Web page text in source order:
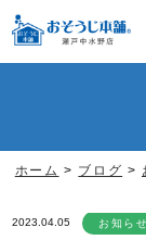
ホーム > ブログ >
2023.04.05 お知らせ